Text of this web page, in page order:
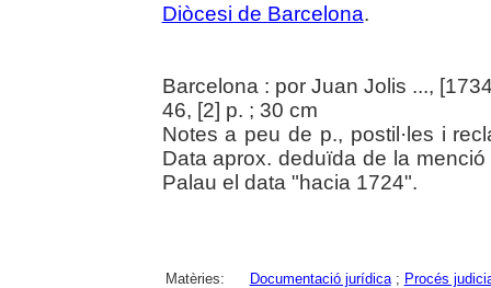
Diòcesi de Barcelona.
Barcelona : por Juan Jolis ...,
46, [2] p. ; 30 cm
Notes a peu de p., postil·les i
Data aprox. deduïda de la
Palau el data "hacia 1724".
Matèries: Documentació jurídica; Procés